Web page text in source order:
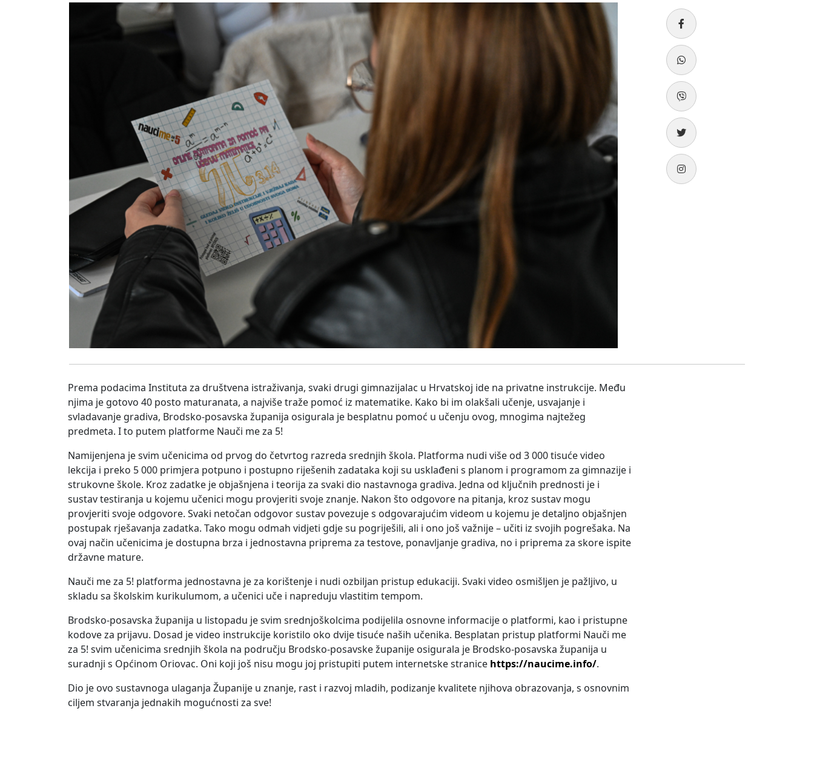
Prema podacima Instituta za društvena istraživanja, svaki drugi gimnazijalac u Hrvatskoj ide na privatne instrukcije. Među
njima je gotovo 40 posto maturanata, a najviše traže pomoć iz matematike. Kako bi im olakšali učenje, usvajanje i
svladavanje gradiva, Brodsko-posavska županija osigurala je besplatnu pomoć u učenju ovog, mnogima najtežeg
predmeta. I to putem platforme Nauči me za 5!
Namijenjena je svim učenicima od prvog do četvrtog razreda srednjih škola. Platforma nudi više od 3 000 tisuće video
lekcija i preko 5 000 primjera potpuno i postupno riješenih zadataka koji su usklađeni s planom i programom za gimnazije i
strukovne škole. Kroz zadatke je objašnjena i teorija za svaki dio nastavnoga gradiva. Jedna od ključnih prednosti je i
sustav testiranja u kojemu učenici mogu provjeriti svoje znanje. Nakon što odgovore na pitanja, kroz sustav mogu
provjeriti svoje odgovore. Svaki netočan odgovor sustav povezuje s odgovarajućim videom u kojemu je detaljno objašnjen
postupak rješavanja zadatka. Tako mogu odmah vidjeti gdje su pogriješili, ali i ono još važnije – učiti iz svojih pogrešaka. Na
ovaj način učenicima je dostupna brza i jednostavna priprema za testove, ponavljanje gradiva, no i priprema za skore ispite
državne mature.
Nauči me za 5! platforma jednostavna je za korištenje i nudi ozbiljan pristup edukaciji. Svaki video osmišljen je pažljivo, u
skladu sa školskim kurikulumom, a učenici uče i napreduju vlastitim tempom.
Brodsko-posavska županija u listopadu je svim srednjoškolcima podijelila osnovne informacije o platformi, kao i pristupne
kodove za prijavu. Dosad je video instrukcije koristilo oko dvije tisuće naših učenika. Besplatan pristup platformi Nauči me
za 5! svim učenicima srednjih škola na području Brodsko-posavske županije osigurala je Brodsko-posavska županija u
suradnji s Općinom Oriovac. Oni koji još nisu mogu joj pristupiti putem internetske stranice https://naucime.info/.
Dio je ovo sustavnoga ulaganja Županije u znanje, rast i razvoj mladih, podizanje kvalitete njihova obrazovanja, s osnovnim
ciljem stvaranja jednakih mogućnosti za sve!